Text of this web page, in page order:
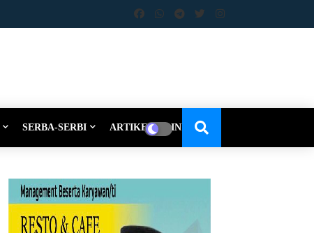
SERBA-SERBI ARTIKEL-OPINI